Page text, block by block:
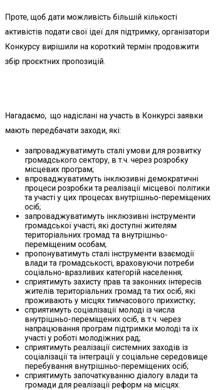
Проте, щоб дати можливість більшій кількості
активістів подати свої ідеї для підтримку, організатори
Конкурсу вирішили на короткий термін продовжити
збір проєктних пропозицій.
Нагадаємо, що надіслані на участь в Конкурсі заявки
мають передбачати заходи, які:
запроваджуватимуть сталі умови для розвитку
громадського сектору, в т.ч. через розробку
місцевих програм;
впроваджуватимуть інклюзивні демократичні
процеси розробки та реалізації місцевої політики
та участі у цих процесах внутрішньо-переміщених
осіб;
запроваджуватимуть інклюзивні інструменти
громадської участі, які доступні жителям
територіальних громад та внутрішньо-
переміщеним особам;
пропонуватимуть сталі інструменти взаємодії
влади та громадськості, враховуючи потреби
соціально-вразливих категорій населення;
сприятимуть захисту прав та законних інтересів
жителів територіальних громад та тих осіб, які
проживають у місцях тимчасового прихистку;
сприятимуть соціалізації молоді із числа
внутрішньо-переміщених осіб, в т.ч. через
напрацювання програм підтримки молоді та їх
участі у роботі молодіжних рад;
сприятимуть реалізації системних заходів із
соціалізації та інтеграції у соціальне середовище
перебування внутрішньо-переміщених осіб;
сприятимуть започаткуванню діалогу влади та
громади для реалізації реформ на місцях.